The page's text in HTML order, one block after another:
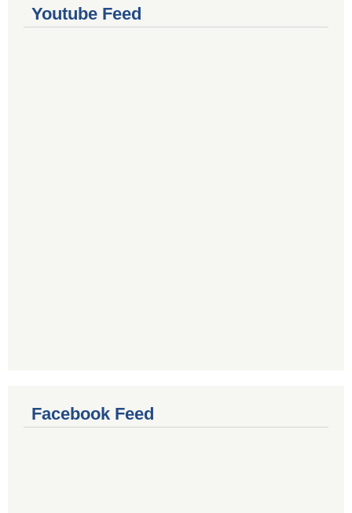
Youtube Feed
Facebook Feed